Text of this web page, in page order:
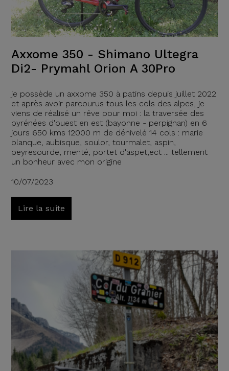
Axxome 350 - Shimano Ultegra
Di2- Prymahl Orion A 30Pro
je possède un axxome 350 à patins depuis juillet 2022
et après avoir parcourus tous les cols des alpes, je
viens de réalisé un rêve pour moi : la traversée des
pyrénées d'ouest en est (bayonne - perpignan) en 6
jours 650 kms 12000 m de dénivelé 14 cols : marie
blanque, aubisque, soulor, tourmalet, aspin,
peyresourde, menté, portet d'aspet,ect ... tellement
un bonheur avec mon origine
10/07/2023
Lire la suite